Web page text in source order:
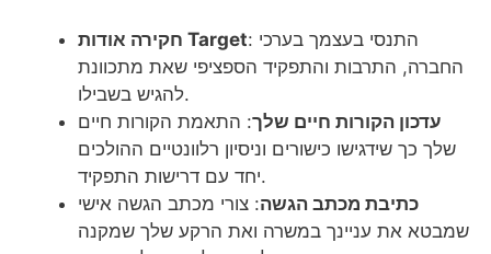
חקירה אודות Target: התנסי בעצמך בערכי
החברה, התרבות והתפקיד הספציפי שאת מתכוונת
להגיש בשבילו.
עדכון הקורות חיים שלך: התאמת הקורות חיים
שלך כך שידגישו כישורים וניסיון רלוונטיים ההולכים
יחד עם דרישות התפקיד.
כתיבת מכתב הגשה: צורי מכתב הגשה אישי
שמבטא את עניינך במשרה ואת הרקע שלך שמקנה